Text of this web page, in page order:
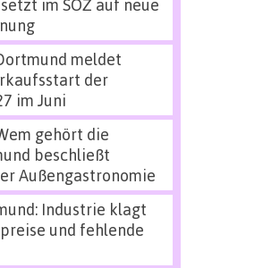
im SÖZ auf neue
meldet
der
im Juni
gehört die
beschließt
Außengastronomie
Industrie klagt
und fehlende